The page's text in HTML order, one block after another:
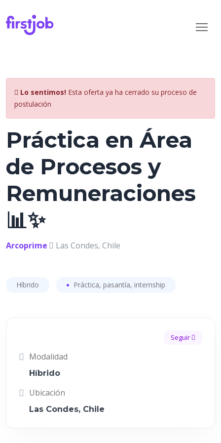
Lo sentimos! Esta oferta ya ha cerrado su proceso de
postulación
Práctica en Área
de Procesos y
Remuneraciones
📊✨
Arcoprime Las Condes, Chile
Híbrido Práctica, pasantía, internship
Seguir
Modalidad
Híbrido
Ubicación
Las Condes, Chile